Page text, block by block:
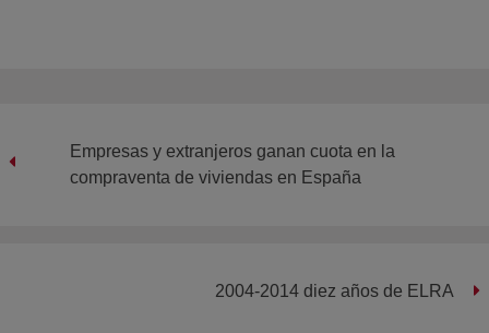
Empresas y extranjeros ganan cuota en la
compraventa de viviendas en España
2004-2014 diez años de ELRA